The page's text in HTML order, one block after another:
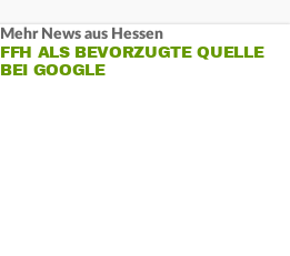
Mehr News aus Hessen
FFH ALS BEVORZUGTE QUELLE
BEI GOOGLE